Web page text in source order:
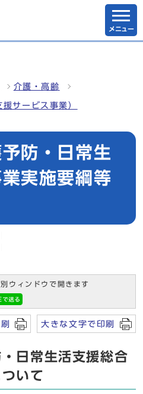
メニュー
介護・高齢
サービス事業）
防・日常生
実施要綱等
ウィンドウで開きます
大きな文字で印刷
日常生活支援総合
いて